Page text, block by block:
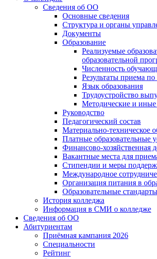
Сведения об ОО
Основные сведения
Структура и органы
Документы
Образование
Реализуемые
образовательной
Численность
Результаты приема
Язык образования
Трудоустройство
Методические и
Руководство
Педагогический состав
Материально-техническое
Платные образовательные
Финансово-хозяйственная
Вакантные места для
Стипендии и меры
Международное
Организация питания в
Образовательные
История колледжа
Информация в СМИ о колледже
Сведения об ОО
Абитуриентам
Приёмная кампания 2026
Специальности
Рейтинг